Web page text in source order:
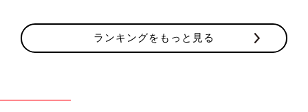
アルファベット付きでおしゃれなニット帽
ランキングをもっと見る